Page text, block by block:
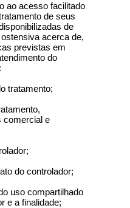
ao acesso facilitado
de seus
de
acerca de,
previstas em
do
tratamento;
comercial e
do controlador;
uso compartilhado
e a finalidade;